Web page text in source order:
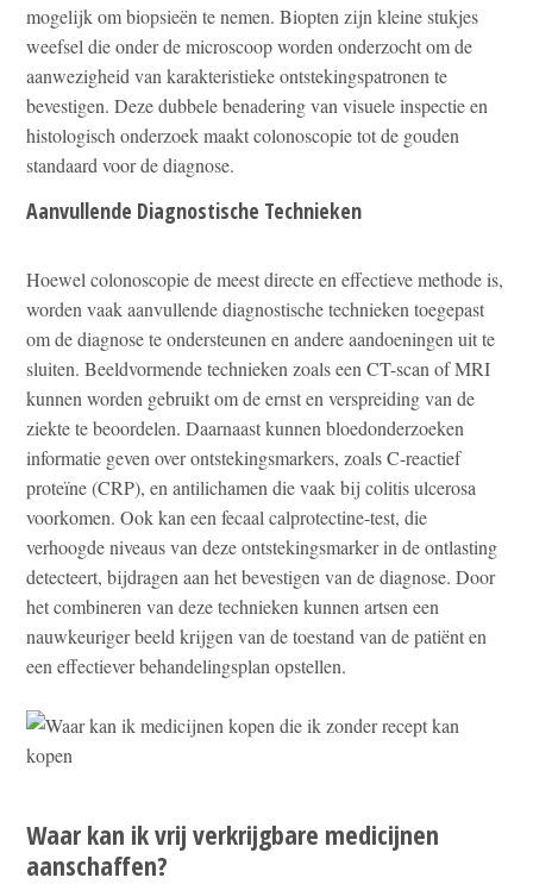
mogelijk om biopsieën te nemen. Biopten zijn kleine stukjes
weefsel die onder de microscoop worden onderzocht om de
aanwezigheid van karakteristieke ontstekingspatronen te
bevestigen. Deze dubbele benadering van visuele inspectie en
histologisch onderzoek maakt colonoscopie tot de gouden
standaard voor de diagnose.
Aanvullende Diagnostische Technieken
Hoewel colonoscopie de meest directe en effectieve methode is,
worden vaak aanvullende diagnostische technieken toegepast
om de diagnose te ondersteunen en andere aandoeningen uit te
sluiten. Beeldvormende technieken zoals een CT-scan of MRI
kunnen worden gebruikt om de ernst en verspreiding van de
ziekte te beoordelen. Daarnaast kunnen bloedonderzoeken
informatie geven over ontstekingsmarkers, zoals C-reactief
proteïne (CRP), en antilichamen die vaak bij colitis ulcerosa
voorkomen. Ook kan een fecaal calprotectine-test, die
verhoogde niveaus van deze ontstekingsmarker in de ontlasting
detecteert, bijdragen aan het bevestigen van de diagnose. Door
het combineren van deze technieken kunnen artsen een
nauwkeuriger beeld krijgen van de toestand van de patiënt en
een effectiever behandelingsplan opstellen.
Waar kan ik vrij verkrijgbare medicijnen
aanschaffen?